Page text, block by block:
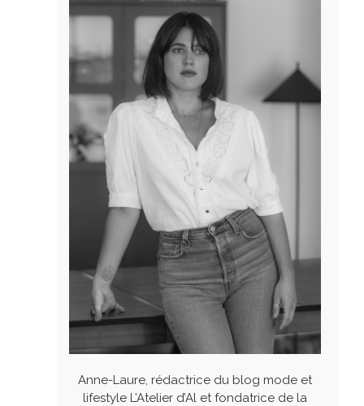
Anne-Laure, rédactrice du blog mode et
lifestyle L’Atelier d’Al et fondatrice de la